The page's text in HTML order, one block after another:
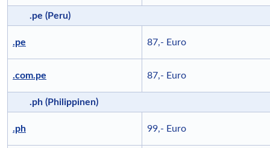
.pe (Peru)
.pe 87,- Euro
.com.pe 87,- Euro
.ph (Philippinen)
.ph 99,- Euro